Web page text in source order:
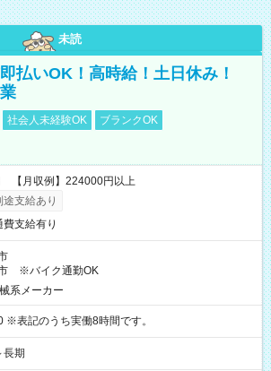
未読
払いOK！高時給！土日休み！
社会人未経験OK
ブランクOK
【月収例】224000円以上
支給あり
費支給有り
※バイク通勤OK
系メーカー
8:30～17:30 ※表記のうち実働8時間です。
長期